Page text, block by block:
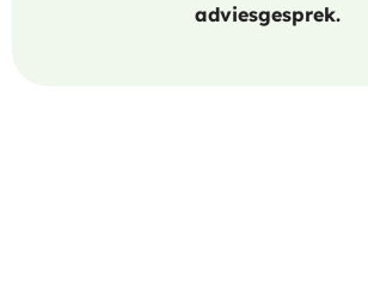
adviesgesprek.